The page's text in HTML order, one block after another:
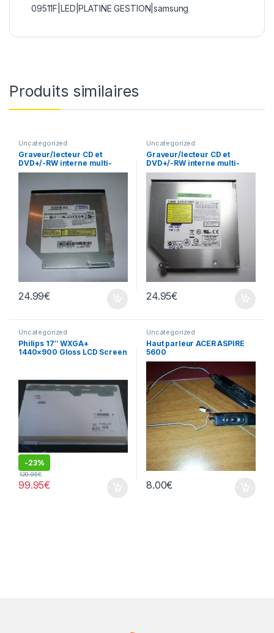
09511F|LED|PLATINE GESTION|samsung
Produits similaires
Uncategorized
Graveur/lecteur CD et
DVD+/-RW interne multi-
recorder portable SN-S082
24.99€
Uncategorized
Graveur/lecteur CD et
DVD+/-RW interne multi-
recorder portable DVR-
K16RS
24.95€
Uncategorized
Philips 17″ WXGA+
1440×900 Gloss LCD Screen
-23%
99.95€
129.95€
Uncategorized
Haut parleur ACER ASPIRE
5600
8.00€